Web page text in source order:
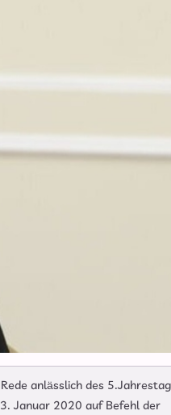
anlässlich des
Januar 2020 auf Befehl der